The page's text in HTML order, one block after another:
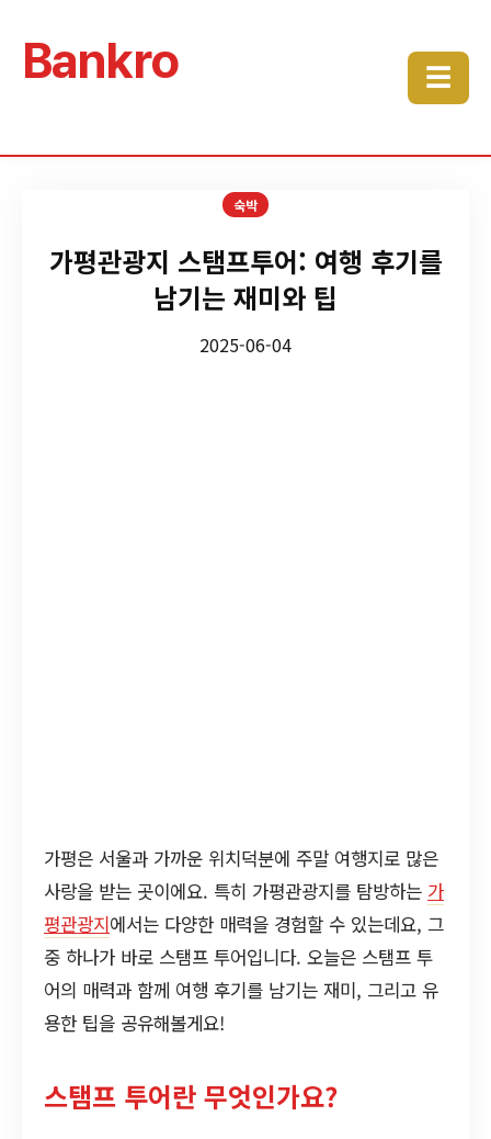
Bankro ☰
숙박
가평관광지 스탬프투어: 여행 후기를
남기는 재미와 팁
2025-06-04
가평은 서울과 가까운 위치덕분에 주말 여행지로 많은
사랑을 받는 곳이에요. 특히 가평관광지를 탐방하는 가
평관광지에서는 다양한 매력을 경험할 수 있는데요, 그
중 하나가 바로 스탬프 투어입니다. 오늘은 스탬프 투
어의 매력과 함께 여행 후기를 남기는 재미, 그리고 유
용한 팁을 공유해볼게요!
스탬프 투어란 무엇인가요?